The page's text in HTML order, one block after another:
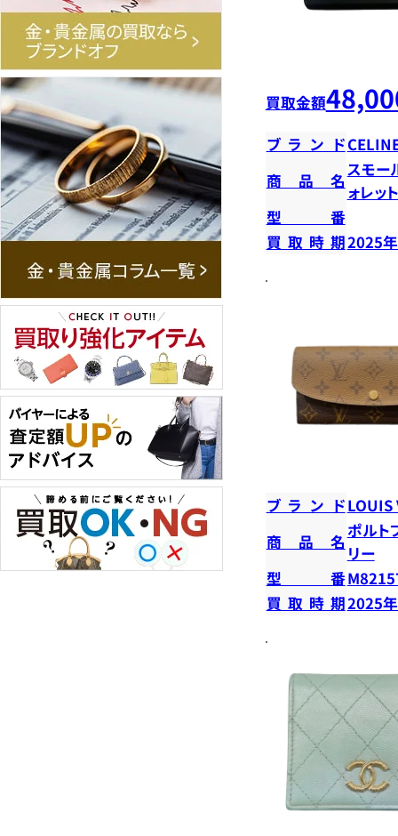
買取金額
ブランド
商品名
スモー
ォレッ
型番
買取時期2025
ブランドLOUIS
商品名
ポルト
リー
型番
買取時期2025